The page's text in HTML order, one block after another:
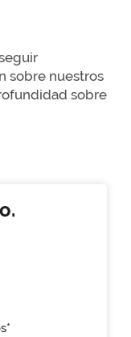
sobre nuestros
sobre